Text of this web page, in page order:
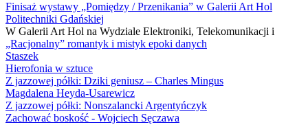
Finisaż wystawy „Pomiędzy / Przenikania” w Galerii Art Hol
Politechniki Gdańskiej
W Galerii Art Hol na Wydziale Elektroniki, Telekomunikacji i
„Racjonalny” romantyk i mistyk epoki danych
Staszek
Hierofonia w sztuce
Z jazzowej półki: Dziki geniusz – Charles Mingus
Magdalena Heyda-Usarewicz
Z jazzowej półki: Nonszalancki Argentyńczyk
Zachować boskość - Wojciech Sęczawa